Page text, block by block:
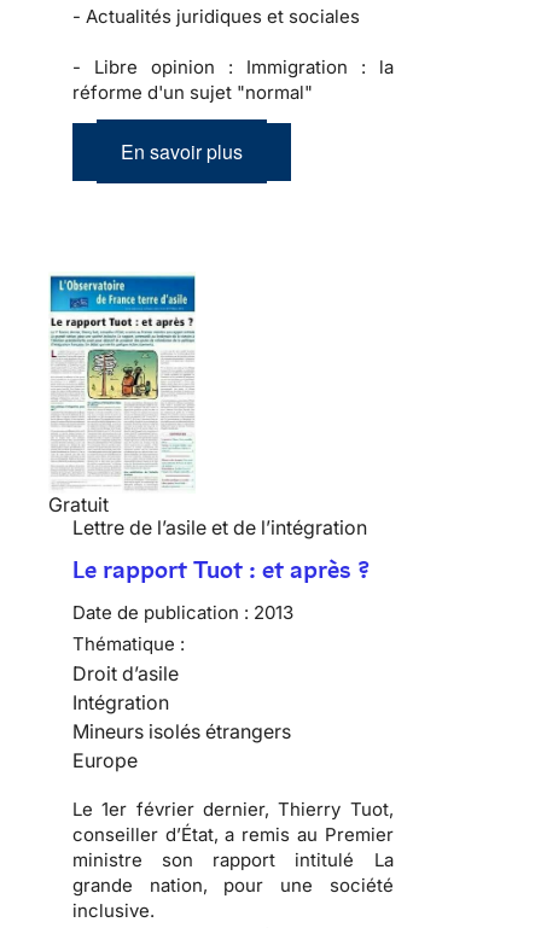
- Actualités juridiques et sociales
- Libre opinion : Immigration : la
réforme d'un sujet "normal"
En savoir plus
Gratuit
Lettre de l’asile et de l’intégration
Le rapport Tuot : et après ?
Date de publication : 2013
Thématique :
Droit d’asile
Intégration
Mineurs isolés étrangers
Europe
Le 1er février dernier, Thierry Tuot,
conseiller d’État, a remis au Premier
ministre son rapport intitulé La
grande nation, pour une société
inclusive.